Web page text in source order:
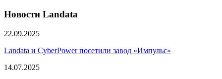
Новости Landata
22.09.2025
Landata и CyberPower посетили завод «Импульс»
14.07.2025